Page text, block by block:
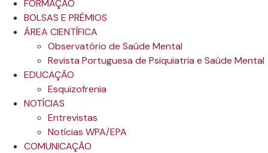
FORMAÇÃO
BOLSAS E PRÉMIOS
ÁREA CIENTÍFICA
Observatório de Saúde Mental
Revista Portuguesa de Psiquiatria e Saúde Mental
EDUCAÇÃO
Esquizofrenia
NOTÍCIAS
Entrevistas
Notícias WPA/EPA
COMUNICAÇÃO